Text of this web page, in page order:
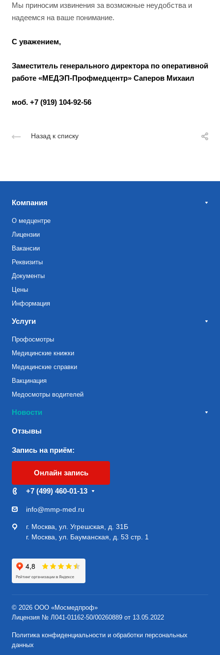
Мы приносим извинения за возможные неудобства и
надеемся на ваше понимание.
С уважением,
Заместитель генерального директора по оперативной
работе «МЕДЭП-Профмедцентр» Саперов Михаил
моб. +7 (919) 104-92-56
Назад к списку
Компания
О медцентре
Лицензии
Вакансии
Реквизиты
Документы
Цены
Информация
Услуги
Профосмотры
Медицинские книжки
Медицинские справки
Вакцинация
Медосмотры водителей
Новости
Отзывы
Запись на приём:
Онлайн запись
+7 (499) 460-01-13
info@mmp-med.ru
г. Москва, ул. Угрешская, д. 31Б
г. Москва, ул. Бауманская, д. 53 стр. 1
© 2026 ООО «Мосмедпроф»
Лицензия № Л041-01162-50/00260889 от 13.05.2022
Политика конфиденциальности и обработки персональных
данных